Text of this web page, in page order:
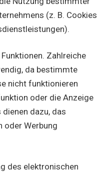
(z. B. Cookies
Zahlreiche
da bestimmte
nicht funktionieren
oder die Anzeige
dazu, das
oder Werbung
des elektronischen